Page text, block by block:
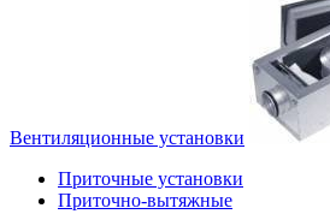
Вентиляционные установки
Приточные установки
Приточно-вытяжные